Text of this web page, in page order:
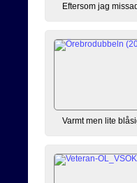
Eftersom jag
Varmt men lite